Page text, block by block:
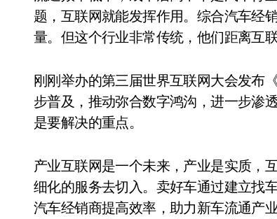
题，互联网就能发挥作用。综合汽车经
量。但这个行业非常传统，他们距离互
刚刚举办的第三届世界互联网大会发布
步普及，推动弥合数字鸿沟，进一步渗
是要解决的重点。
产业互联网是一个未来，产业是实质，
细化的服务去切入。卖好车通过建立找
汽车经销商提高效率，助力新车流通产